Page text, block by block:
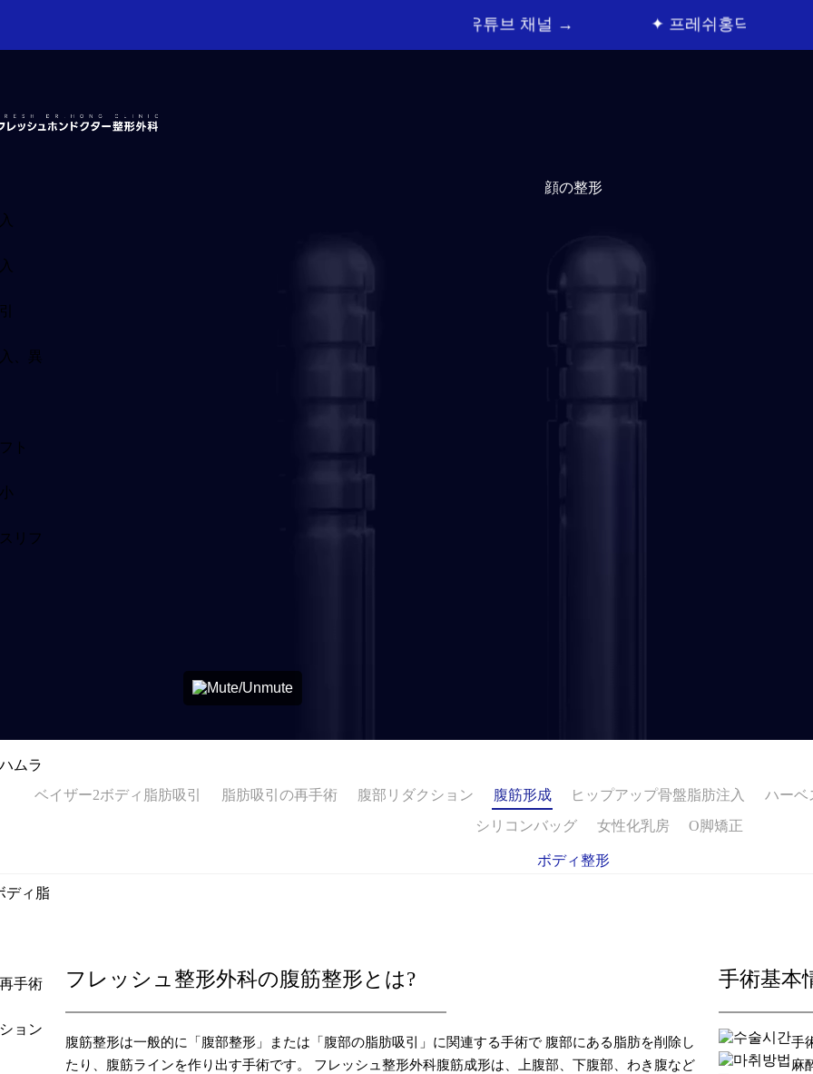
✦ 프레쉬홍닥터 카톡상담 →
顔の整形
、異
ト
リフ
ムラ
ボディ整形
ディ脂
手術
ョン
ベイザー2ボディ脂肪吸引 脂肪吸引の再手術 腹部リダクション 腹筋形成 ヒップアップ骨盤脂肪注入
ハーベ
シリコンバッグ
女性化乳房 O脚矯正
フレッシュ整形外科の腹筋整形とは?
腹筋整形は一般的に「腹部整形」または「腹部の脂肪吸引」に関連する手術で 腹部にある脂肪を削除し
たり、腹筋ラインを作り出す手術です。 フレッシュ整形外科腹筋成形は、上腹部、下腹部、わき腹など
手術基本
手
麻